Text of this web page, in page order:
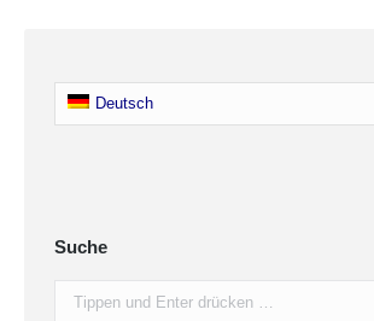
Deutsch
Suche
Search: